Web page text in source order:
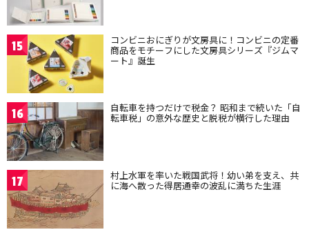
15 コンビニおにぎりが文房具に！コンビニの定番
商品をモチーフにした文房具シリーズ『ジムマ
ート』誕生
16 自転車を持つだけで税金？ 昭和まで続いた「自
転車税」の意外な歴史と脱税が横行した理由
17 村上水軍を率いた戦国武将！幼い弟を支え、共
に海へ散った得居通幸の波乱に満ちた生涯